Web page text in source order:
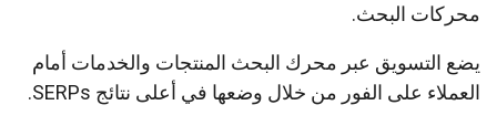
محركات البحث.
يضع التسويق عبر محرك البحث المنتجات والخدمات أمام
العملاء على الفور من خلال وضعها في أعلى نتائج SERPs.